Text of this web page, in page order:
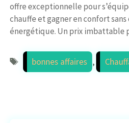
offre exceptionnelle pour
chauffe et gagner en confort
énergétique. Un prix imbattable
Étiquettes
bonnes affaires ,